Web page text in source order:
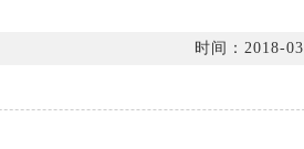
时间：2018-